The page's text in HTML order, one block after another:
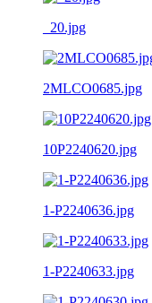
_20.jpg
2MLCO0685.jpg
10P2240620.jpg
1-P2240636.jpg
1-P2240633.jpg